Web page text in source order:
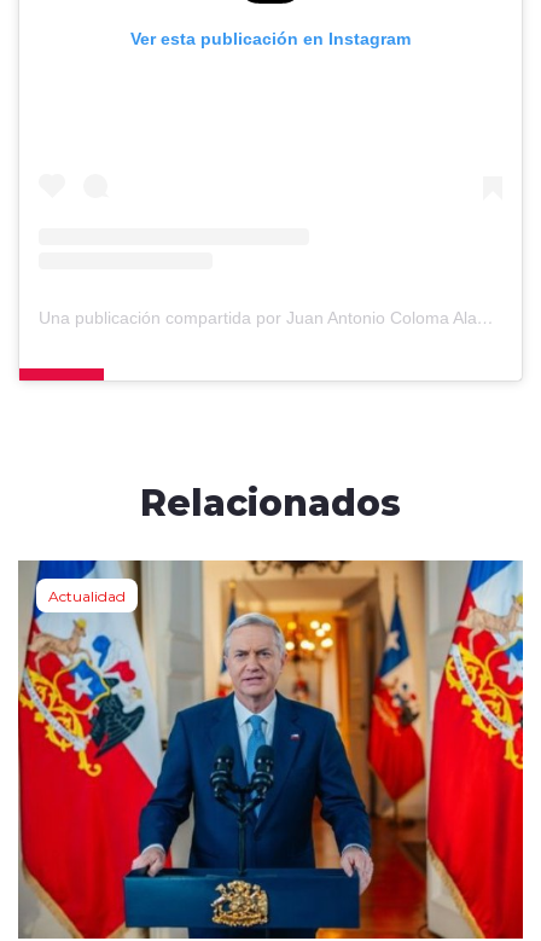
Ver esta publicación en Instagram
Una publicación compartida por Juan Antonio Coloma Alamos (@juanantoniocoloma)
Relacionados
Actualidad